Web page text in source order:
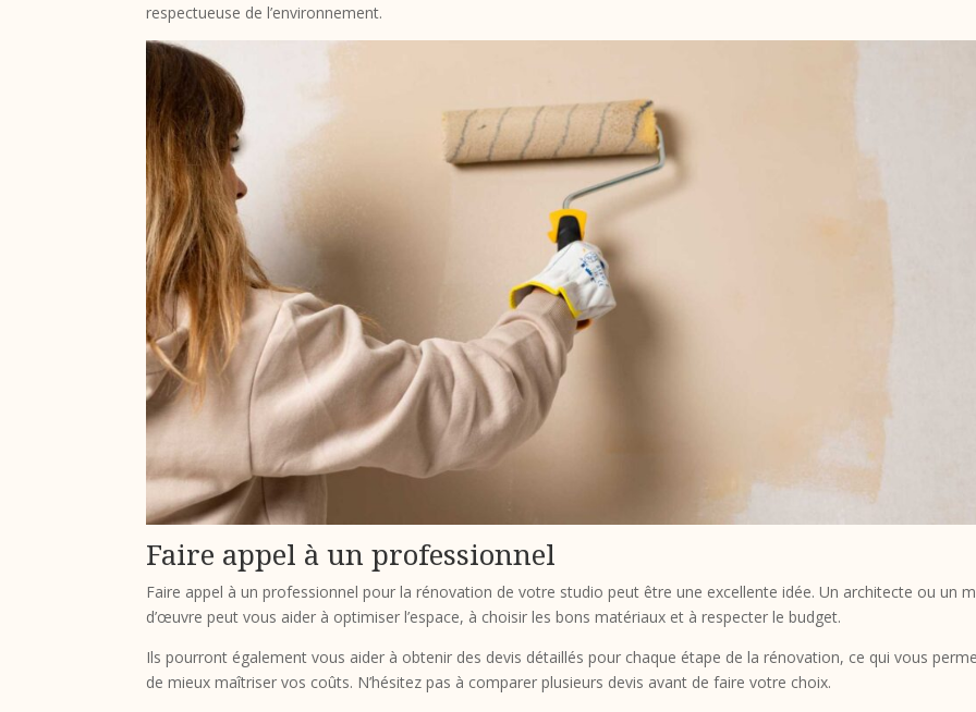
respectueuse de l’environnement.
Faire appel à un professionnel
Faire appel à un professionnel pour la rénovation de votre studio peut être une excellente idée. Un architecte ou un
d’œuvre peut vous aider à optimiser l’espace, à choisir les bons matériaux et à respecter le budget.
Ils pourront également vous aider à obtenir des devis détaillés pour chaque étape de la rénovation, ce qui vous
de mieux maîtriser vos coûts. N’hésitez pas à comparer plusieurs devis avant de faire votre choix.